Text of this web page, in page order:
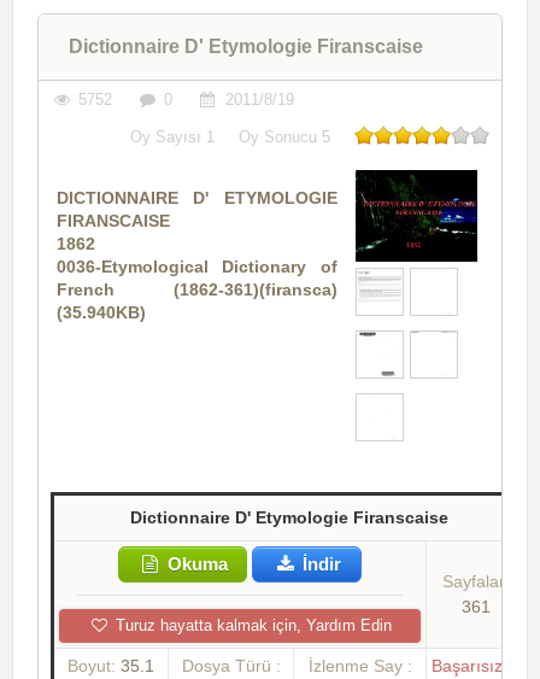
Dictionnaire D' Etymologie Firanscaise
5752 0 2011/8/19
Oy Sayısı 1 Oy Sonucu 5
DICTIONNAIRE D' ETYMOLOGIE
FIRANSCAISE
1862
0036-Etymological Dictionary of
French (1862-361)(firansca)
(35.940KB)
Dictionnaire D' Etymologie Firanscaise
Okuma İndir
Turuz hayatta kalmak için, Yardım Edin
Sayfalar:
361
Boyut: 35.1
Dosya Türü :
İzlenme Say :
Başarısızlık